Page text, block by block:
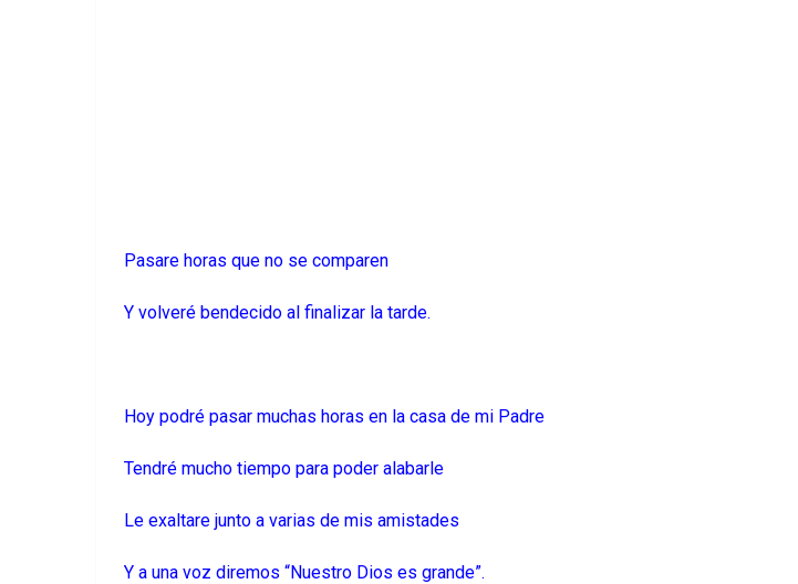
Pasare horas que no se comparen
Y volveré bendecido al finalizar la tarde.
Hoy podré pasar muchas horas en la casa de mi Padre
Tendré mucho tiempo para poder alabarle
Le exaltare junto a varias de mis amistades
Y a una voz diremos “Nuestro Dios es grande”.